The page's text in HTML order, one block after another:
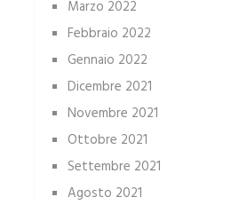
Marzo 2022
Febbraio 2022
Gennaio 2022
Dicembre 2021
Novembre 2021
Ottobre 2021
Settembre 2021
Agosto 2021